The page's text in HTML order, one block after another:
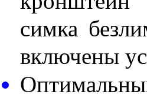
симка
включены